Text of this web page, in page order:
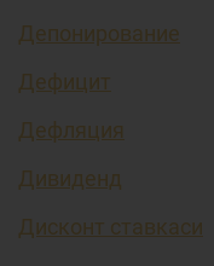
Депонирование
Дефицит
Дефляция
Дивиденд
Дисконт ставкаси